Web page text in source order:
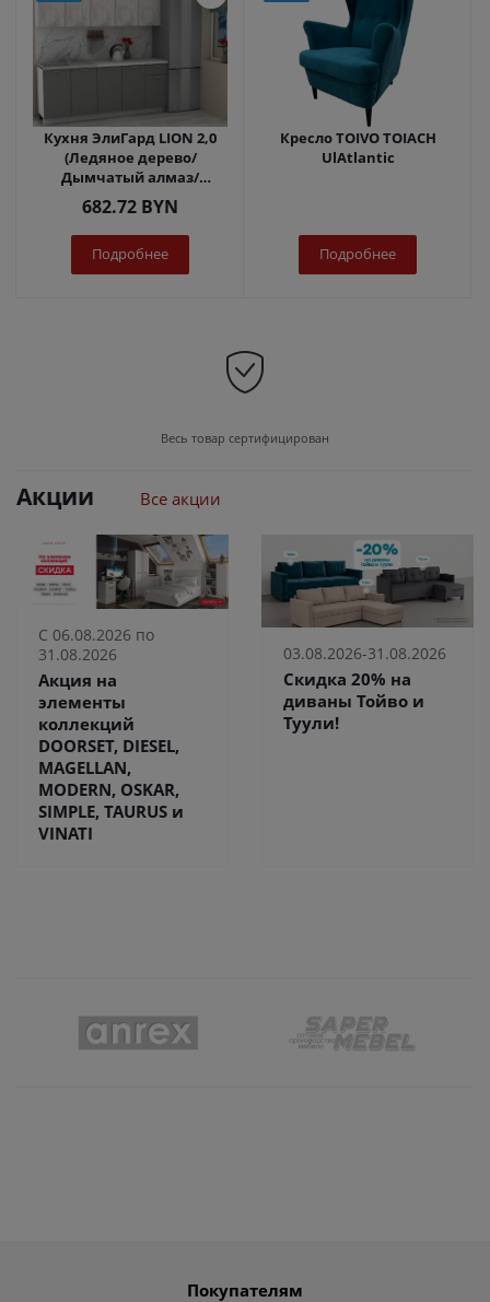
Кухня ЭлиГард LION 2,0
(Ледяное дерево/
Дымчатый алмаз/
Королевский опал)
682.72 BYN
Подробнее
Кресло TOIVO TOIACH
UlAtlantic
Подробнее
Весь товар сертифицирован
Акции Все акции
С 06.08.2026 по
31.08.2026
Акция на
элементы
коллекций
DOORSET, DIESEL,
MAGELLAN,
MODERN, OSKAR,
SIMPLE, TAURUS и
VINATI
03.08.2026-31.08.2026
Скидка 20% на
диваны Тойво и
Туули!
Покупателям